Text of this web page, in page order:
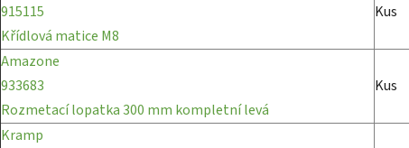
915115
Křídlová matice M8
Kus
Amazone
933683
Rozmetací lopatka 300 mm kompletní levá
Kus
Kramp